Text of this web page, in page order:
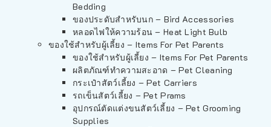
Bedding
ของประดับสำหรับนก – Bird Accessories
หลอดไฟให้ความร้อน – Heat Light Bulb
ของใช้สำหรับผู้เลี้ยง – Items For Pet Parents
ของใช้สำหรับผู้เลี้ยง – Items For Pet Parents
ผลิตภัณฑ์ทำความสะอาด – Pet Cleaning
กระเป๋าสัตว์เลี้ยง – Pet Carriers
รถเข็นสัตว์เลี้ยง – Pet Prams
อุปกรณ์ตัดแต่งขนสัตว์เลี้ยง – Pet Grooming
Supplies